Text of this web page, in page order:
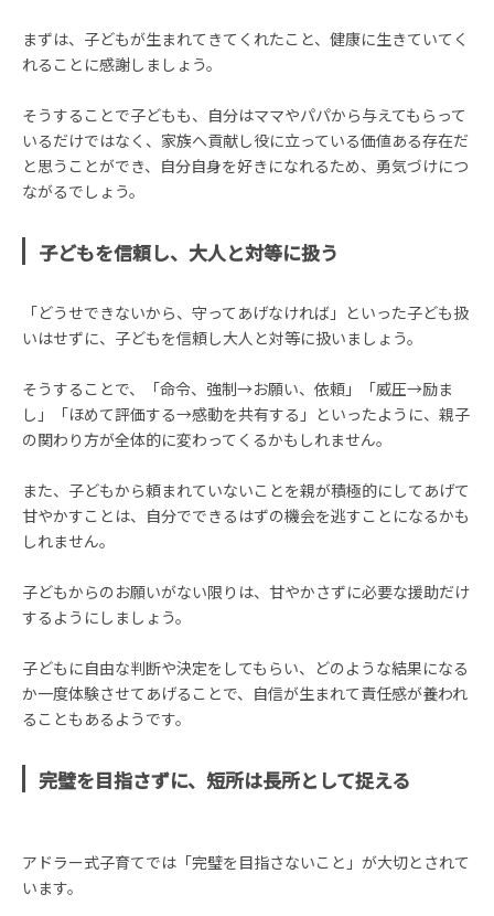
まずは、子どもが生まれてきてくれたこと、健康に生きていてく
れることに感謝しましょう。
そうすることで子どもも、自分はママやパパから与えてもらって
いるだけではなく、家族へ貢献し役に立っている価値ある存在だ
と思うことができ、自分自身を好きになれるため、勇気づけにつ
ながるでしょう。
子どもを信頼し、大人と対等に扱う
「どうせできないから、守ってあげなければ」といった子ども扱
いはせずに、子どもを信頼し大人と対等に扱いましょう。
そうすることで、「命令、強制→お願い、依頼」「威圧→励ま
し」「ほめて評価する→感動を共有する」といったように、親子
の関わり方が全体的に変わってくるかもしれません。
また、子どもから頼まれていないことを親が積極的にしてあげて
甘やかすことは、自分でできるはずの機会を逃すことになるかも
しれません。
子どもからのお願いがない限りは、甘やかさずに必要な援助だけ
するようにしましょう。
子どもに自由な判断や決定をしてもらい、どのような結果になる
か一度体験させてあげることで、自信が生まれて責任感が養われ
ることもあるようです。
完璧を目指さずに、短所は長所として捉える
アドラー式子育てでは「完璧を目指さないこと」が大切とされて
います。